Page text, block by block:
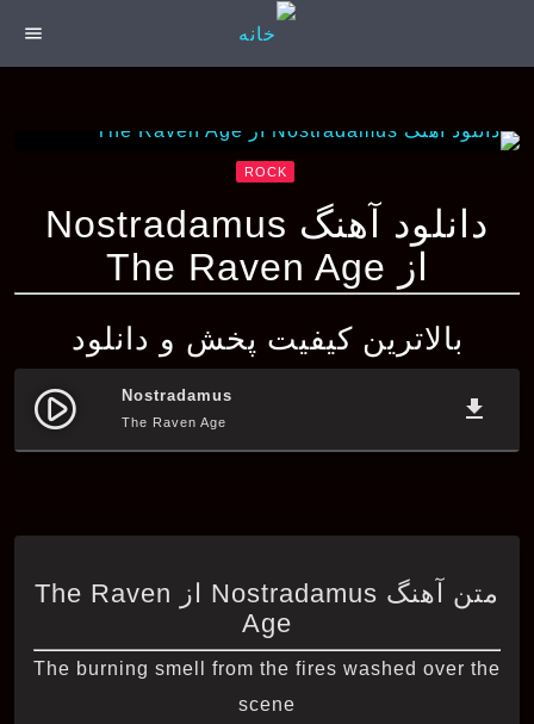
menu
ROCK
دانلود آهنگ Nostradamus
از The Raven Age
بالاترین کیفیت پخش و دانلود
play_circle_filled Nostradamus
The Raven Age file_download
متن آهنگ Nostradamus از The Raven
Age
The burning smell from the fires washed over the
scene